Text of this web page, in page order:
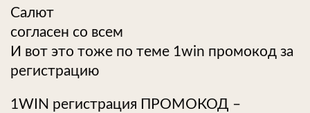
Салют
согласен со всем
И вот это тоже по теме 1win промокод за
регистрацию
1WIN регистрация ПРОМОКОД –